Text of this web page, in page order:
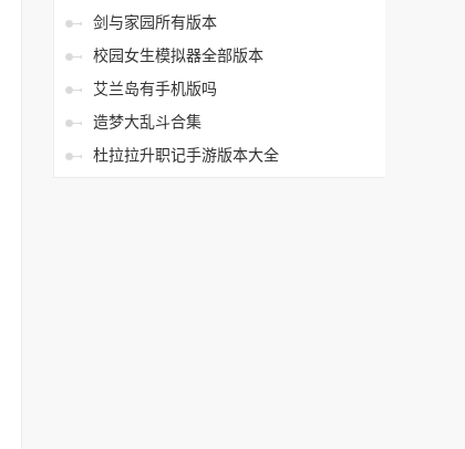
剑与家园所有版本
校园女生模拟器全部版本
艾兰岛有手机版吗
造梦大乱斗合集
杜拉拉升职记手游版本大全